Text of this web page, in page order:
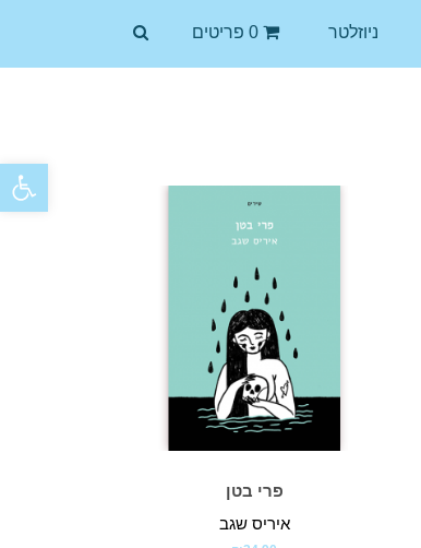
פתח
ניוזלטר 0 פריטים
פרי בטן
איריס שגב